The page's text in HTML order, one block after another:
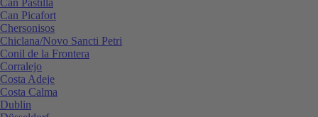
Can Picafort
Chersonisos
Chiclana/Novo Sancti Petri
Conil de la Frontera
Corralejo
Costa Adeje
Costa Calma
Dublin